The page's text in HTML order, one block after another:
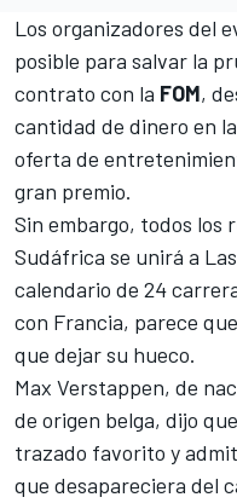
Los organizadores del
posible para salvar la
contrato con la FOM,
cantidad de dinero en
oferta de
gran premio.
Sin embargo, todos los
Sudáfrica se unirá a
calendario de 24
con Francia, parece que
que dejar su hueco.
Max Verstappen, de
de origen belga, dijo que
trazado favorito y
que desapareciera del